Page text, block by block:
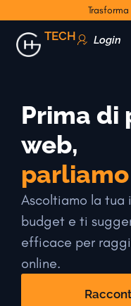
TECH Login
Prima di
web,
Ascoltiamo la tua
budget e ti
efficace per
online.